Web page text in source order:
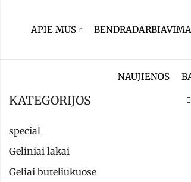
APIE MUS
NAUJIENOS
KATEGORIJOS
special
Geliniai lakai
Geliai buteliukuose